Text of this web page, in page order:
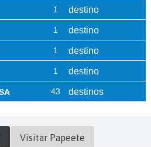
Visitar Papeete